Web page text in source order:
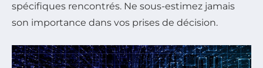
spécifiques rencontrés. Ne sous-estimez jamais
son importance dans vos prises de décision.